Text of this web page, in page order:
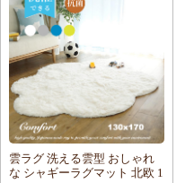
雲ラグ 洗える雲型 おしゃれ
な シャギーラグマット 北欧 1